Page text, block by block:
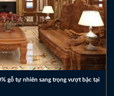
gỗ tự nhiên sang trọng vượt bậc tại